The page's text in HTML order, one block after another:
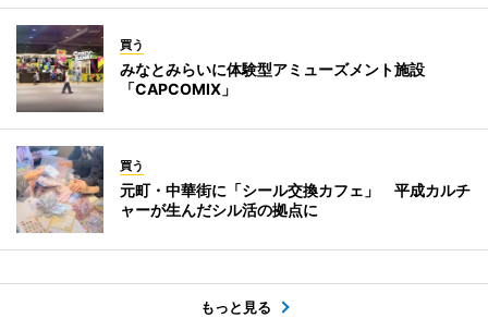
買う
みなとみらいに体験型アミューズメント施設
「CAPCOMIX」
買う
元町・中華街に「シール交換カフェ」 平成カルチ
ャーが生んだシル活の拠点に
もっと見る